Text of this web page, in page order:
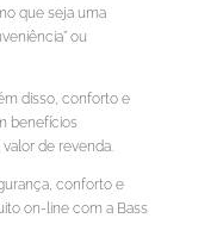
que seja uma
ou
disso, conforto e
benefícios
de revenda.
conforto e
on-line com a Bass